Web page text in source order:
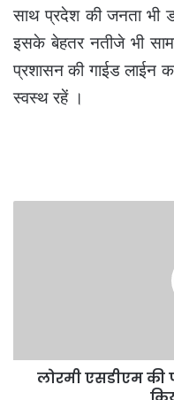
साथ प्रदेश की जनता भी
इसके बेहतर नतीजे भी
प्रशासन की गाईड लाईन
स्वस्थ रहें ।
किया
सम्मानलोरमी एसडीएम